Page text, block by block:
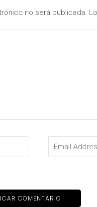
no será publicada.